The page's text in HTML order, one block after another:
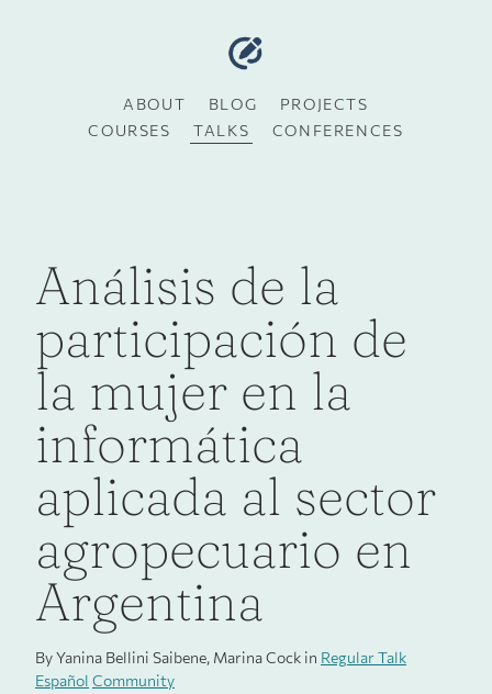
ABOUT BLOG
PROJECTS
COURSES
TALKS CONFERENCES
Análisis de la
participación de
la mujer en la
informática
aplicada al sector
agropecuario en
Argentina
By Yanina Bellini Saibene, Marina Cock in Regular Talk
Español Community